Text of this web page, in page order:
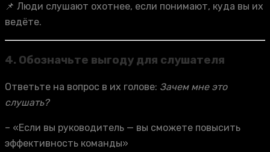
📌 Люди слушают охотнее, если понимают, куда вы их
ведёте.
4. Обозначьте выгоду для слушателя
Ответьте на вопрос в их голове: Зачем мне это
слушать?
– «Если вы руководитель — вы сможете повысить
эффективность команды»